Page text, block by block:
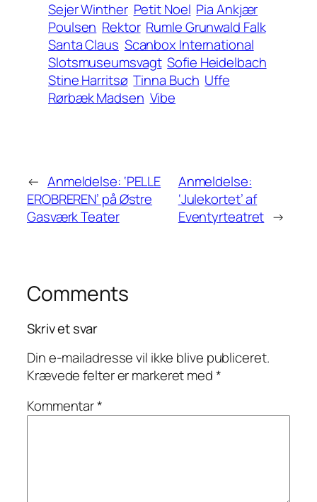
Sejer Winther Petit Noel Pia Ankjær
Poulsen Rektor Rumle Grunwald Falk
Santa Claus Scanbox International
Slotsmuseumsvagt Sofie Heidelbach
Stine Harritsø Tinna Buch Uffe
Rørbæk Madsen Vibe
← Anmeldelse: ‘PELLE
EROBREREN’ på Østre
Gasværk Teater
Anmeldelse:
‘Julekortet’ af
Eventyrteatret →
Comments
Skriv et svar
Din e-mailadresse vil ikke blive publiceret.
Krævede felter er markeret med*
Kommentar*